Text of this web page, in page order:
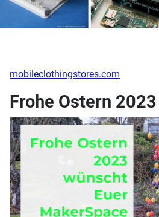
mobileclothingstores.com
Frohe Ostern 2023